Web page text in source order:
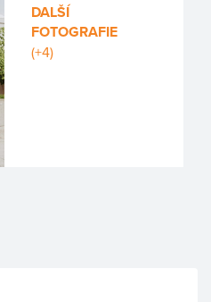
DALŠÍ
FOTOGRAFIE
(+4)